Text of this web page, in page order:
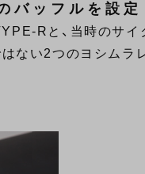
バッフルを設定
Rと、当時のサ
ない2つのヨシムラ